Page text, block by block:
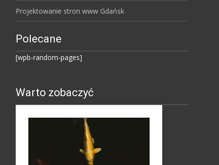
Projektowanie stron www Gdańsk
Polecane
[wpb-random-pages]
Warto zobaczyć